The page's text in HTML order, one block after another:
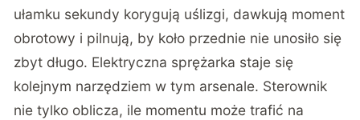
ułamku sekundy korygują uślizgi, dawkują moment
obrotowy i pilnują, by koło przednie nie unosiło się
zbyt długo. Elektryczna sprężarka staje się
kolejnym narzędziem w tym arsenale. Sterownik
nie tylko oblicza, ile momentu może trafić na